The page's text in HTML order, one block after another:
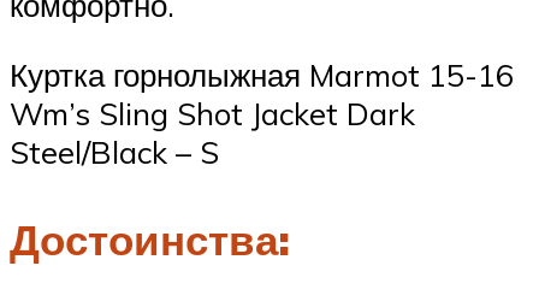
Куртка горнолыжная Marmot 15-16
Wm’s Sling Shot Jacket Dark
Steel/Black – S
Достоинства: